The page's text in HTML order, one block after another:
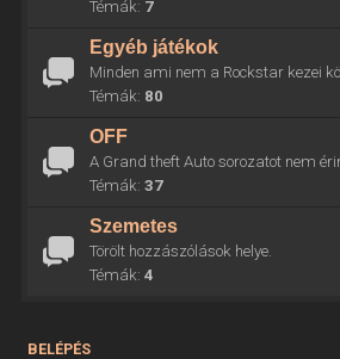
Témák: 7
Egyéb játékok
Minden ami nem a Rockstar kezei
Témák: 80
OFF
A Grand theft Auto sorozatot nem
Témák: 37
Szemetes
Törölt hozzászólások helye.
Témák: 4
BELÉPÉS